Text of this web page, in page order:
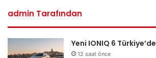
admin Tarafından
Yeni IONIQ 6 Türkiye’de
12 saat önce